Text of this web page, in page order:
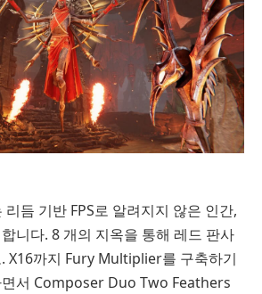
듬 기반 FPS로 알려지지 않은 인간,
니다. 8 개의 지옥을 통해 레드 판사
X16까지 Fury Multiplier를 구축하기
서 Composer Duo Two Feathers